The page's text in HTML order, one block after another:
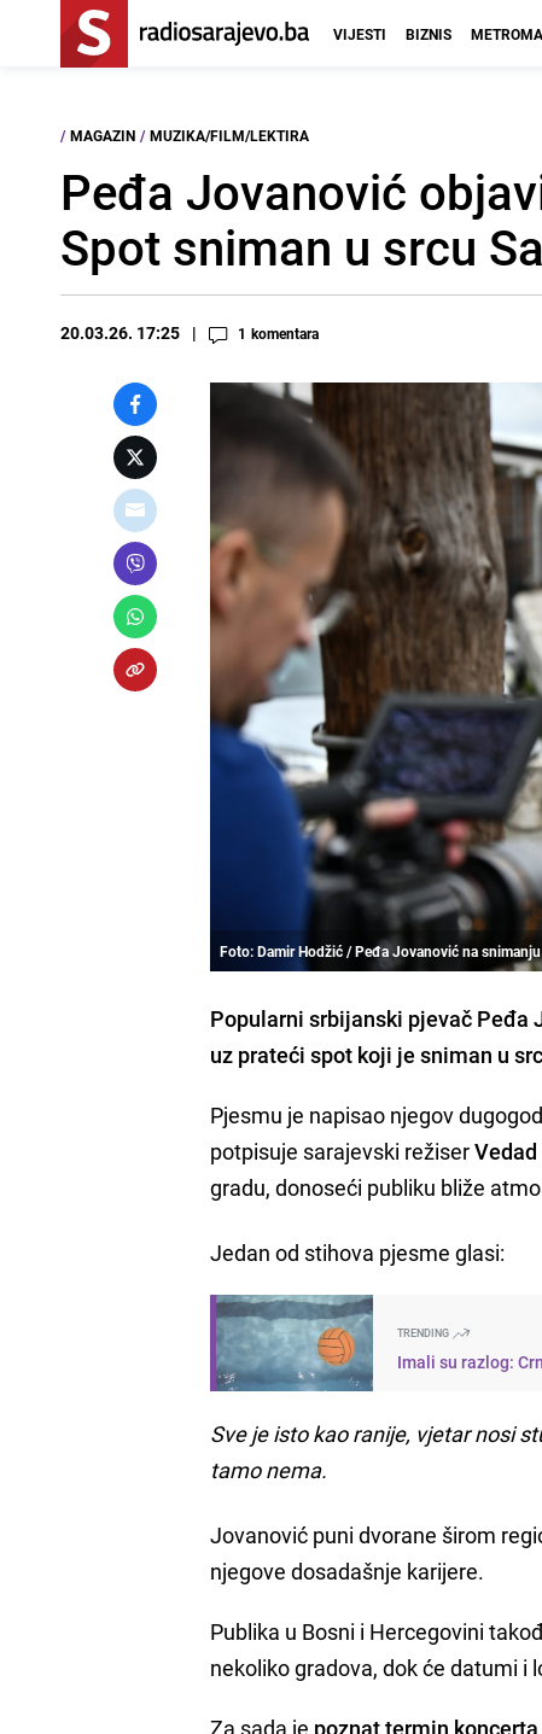
VIJESTI BIZNIS
/ MAGAZIN / MUZIKA/FILM/LEKTIRA
Peđa Jovanović
Spot sniman u srcu
20.03.26. 17:25 1 komentara
Foto: Damir Hodžić / Peđa Jovanović na
Popularni srbijanski pjevač Peđa
uz prateći spot koji je sniman u
Pjesmu je napisao njegov
potpisuje sarajevski režiser
gradu, donoseći publiku bliže
Jedan od stihova pjesme glasi:
TRENDING
Imali su razlog:
Sve je isto kao ranije, vjetar nosi
tamo nema.
Jovanović puni dvorane širom
njegove dosadašnje karijere.
Publika u Bosni i Hercegovini
nekoliko gradova, dok će datumi i
Za sada je poznat termin